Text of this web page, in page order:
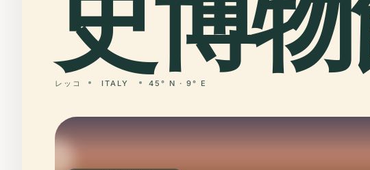
レッコ ITALY 45° N · 9° E